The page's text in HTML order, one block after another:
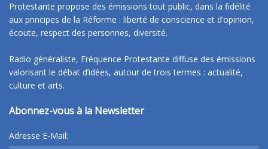
Protestante propose des émissions tout public, dans la fidélité
aux principes de la Réforme : liberté de conscience et d’opinion,
écoute, respect des personnes, diversité.
Radio généraliste, Fréquence Protestante diffuse des émissions
valorisant le débat d’idées, autour de trois termes : actualité,
culture et arts.
Abonnez-vous à la Newsletter
Adresse E-Mail: